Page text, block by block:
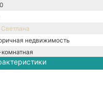
недвижимость
блочное